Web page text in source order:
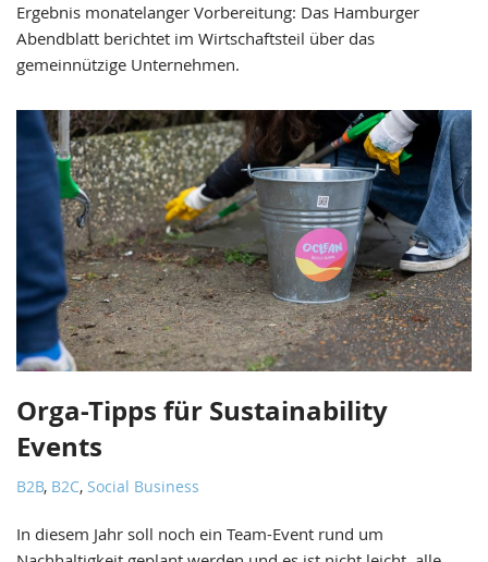
Ergebnis monatelanger Vorbereitung: Das Hamburger
Abendblatt berichtet im Wirtschaftsteil über das
gemeinnützige Unternehmen.
Orga-Tipps für Sustainability
Events
B2B, B2C, Social Business
In diesem Jahr soll noch ein Team-Event rund um